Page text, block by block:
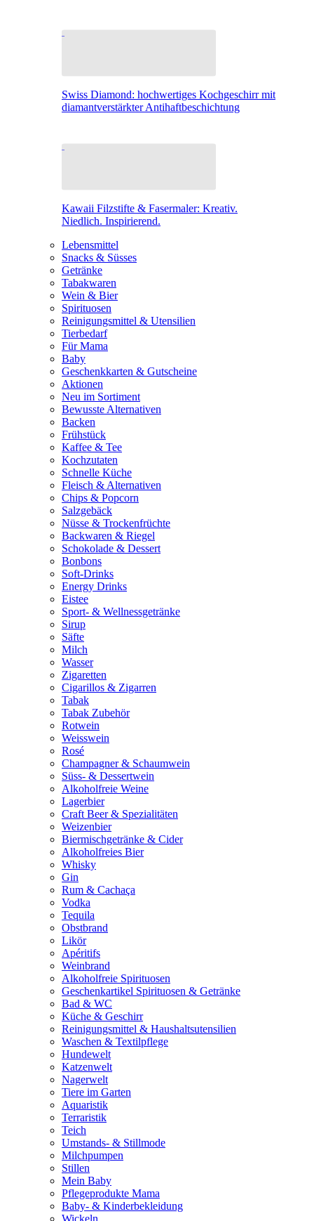
Swiss Diamond: hochwertiges Kochgeschirr mit
diamantverstärkter Antihaftbeschichtung
Kawaii Filzstifte & Fasermaler: Kreativ.
Niedlich. Inspirierend.
Lebensmittel
Snacks & Süsses
Getränke
Tabakwaren
Wein & Bier
Spirituosen
Reinigungsmittel & Utensilien
Tierbedarf
Für Mama
Baby
Geschenkkarten & Gutscheine
Aktionen
Neu im Sortiment
Bewusste Alternativen
Backen
Frühstück
Kaffee & Tee
Kochzutaten
Schnelle Küche
Fleisch & Alternativen
Chips & Popcorn
Salzgebäck
Nüsse & Trockenfrüchte
Backwaren & Riegel
Schokolade & Dessert
Bonbons
Soft-Drinks
Energy Drinks
Eistee
Sport- & Wellnessgetränke
Sirup
Säfte
Milch
Wasser
Zigaretten
Cigarillos & Zigarren
Tabak
Tabak Zubehör
Rotwein
Weisswein
Rosé
Champagner & Schaumwein
Süss- & Dessertwein
Alkoholfreie Weine
Lagerbier
Craft Beer & Spezialitäten
Weizenbier
Biermischgetränke & Cider
Alkoholfreies Bier
Whisky
Gin
Rum & Cachaça
Vodka
Tequila
Obstbrand
Likör
Apéritifs
Weinbrand
Alkoholfreie Spirituosen
Geschenkartikel Spirituosen & Getränke
Bad & WC
Küche & Geschirr
Reinigungsmittel & Haushaltsutensilien
Waschen & Textilpflege
Hundewelt
Katzenwelt
Nagerwelt
Tiere im Garten
Aquaristik
Terraristik
Teich
Umstands- & Stillmode
Milchpumpen
Stillen
Mein Baby
Pflegeprodukte Mama
Baby- & Kinderbekleidung
Wickeln